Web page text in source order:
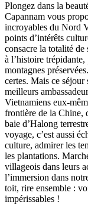
Plongez dans la
Capannam vous
incroyables du Nord
points d’intérêts
consacre la totalité
à l’histoire
montagnes
certes. Mais ce séjour
meilleurs
Vietnamiens eux-
frontière de la Chine,
baie d’Halong
voyage, c’est aussi
culture, admirer les
les plantations.
villageois dans leurs
l’immersion dans
toit, rire ensemble :
impérissables !